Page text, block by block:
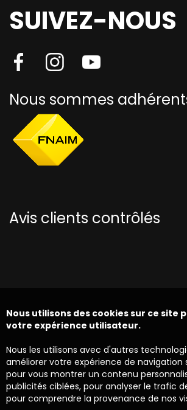
SUIVEZ-NOUS
Nous sommes
Avis clients contrôlés
Nous utilisons des cookies sur ce site
votre expérience utilisateur.
Nous les utilisons avec d'autres
améliorer votre expérience de navigation
pour vous montrer un contenu
publicités ciblées, pour analyser le trafic
pour comprendre la provenance de nos